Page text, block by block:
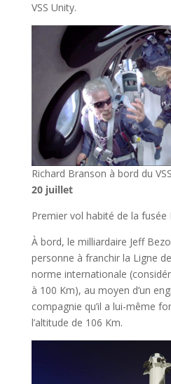
VSS Unity.
Richard Branson à bord du
20 juillet
Premier vol habité de la fusée
À bord, le milliardaire Jeff
personne à franchir la Ligne
norme internationale
à 100 Km), au moyen d’un
compagnie qu’il a lui-même
l’altitude de 106 Km.